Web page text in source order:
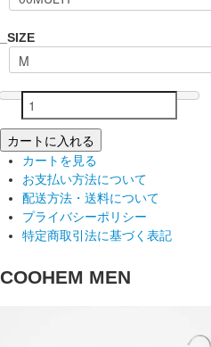
_SIZE
カートに入れる
カートを見る
お支払い方法について
配送方法・送料について
プライバシーポリシー
特定商取引法に基づく表記
COOHEM MEN